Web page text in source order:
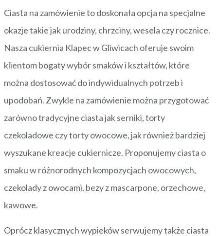
Ciasta na zamówienie to doskonała opcja na specjalne
okazje takie jak urodziny, chrzciny, wesela czy rocznice.
Nasza cukiernia Klapec w Gliwicach oferuje swoim
klientom bogaty wybór smaków i kształtów, które
można dostosować do indywidualnych potrzeb i
upodobań. Zwykle na zamówienie można przygotować
zarówno tradycyjne ciasta jak serniki, torty
czekoladowe czy torty owocowe, jak również bardziej
wyszukane kreacje cukiernicze. Proponujemy ciasta o
smaku w różnorodnych kompozycjach owocowych,
czekolady z owocami, bezy z mascarpone, orzechowe,
kawowe.
Oprócz klasycznych wypieków serwujemy także ciasta